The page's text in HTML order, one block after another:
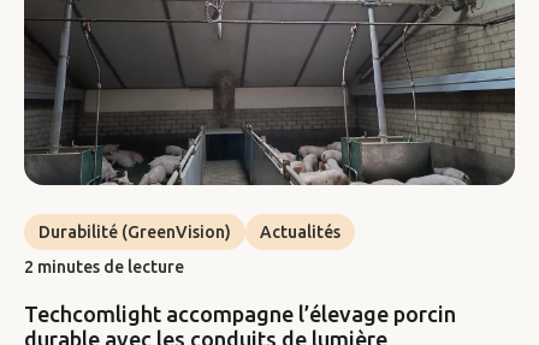
Durabilité (GreenVision)
Actualités
2 minutes de lecture
Techcomlight accompagne l’élevage porcin
durable avec les conduits de lumière